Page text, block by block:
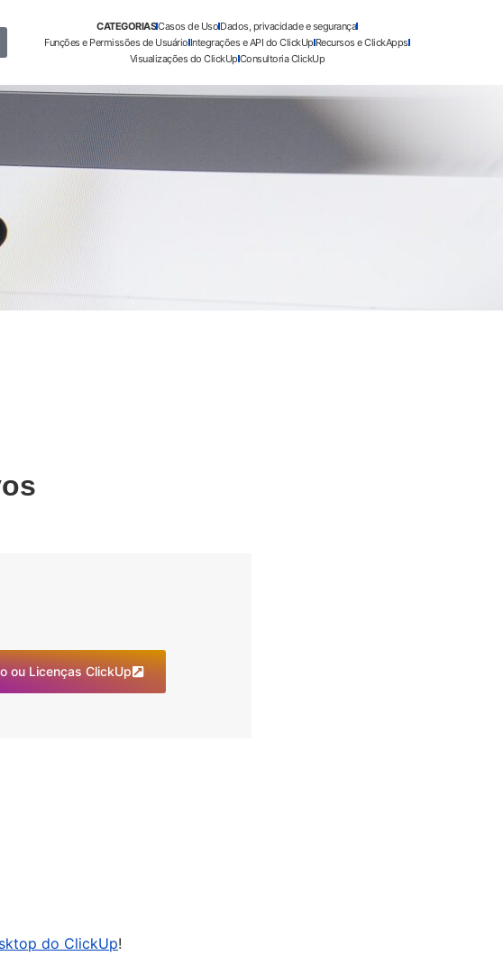
CATEGORIASCasos de Uso Dados, privacidade e segurança
Funções e Permissões de UsuárioIntegrações e API do ClickUpRecursos e ClickApps
Visualizações do ClickUpConsultoria ClickUp
ou Licenças ClickUp
do ClickUp!